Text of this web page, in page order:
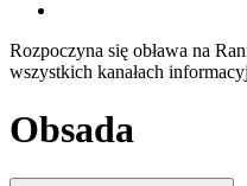
Rozpoczyna się obława na
wszystkich kanałach
Obsada